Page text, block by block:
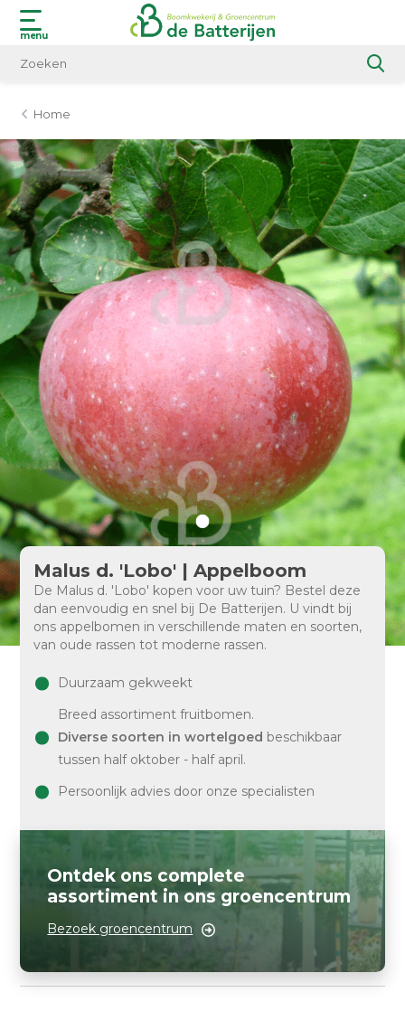
menu
Home
Malus d. 'Lobo' | Appelboom
De Malus d. 'Lobo' kopen voor uw tuin? Bestel deze
dan eenvoudig en snel bij De Batterijen. U vindt bij
ons appelbomen in verschillende maten en soorten,
van oude rassen tot moderne rassen.
Duurzaam gekweekt
Breed assortiment fruitbomen.
Diverse soorten in wortelgoed beschikbaar
tussen half oktober - half april.
Persoonlijk advies door onze specialisten
Ontdek ons complete
assortiment in ons groencentrum
Bezoek groencentrum